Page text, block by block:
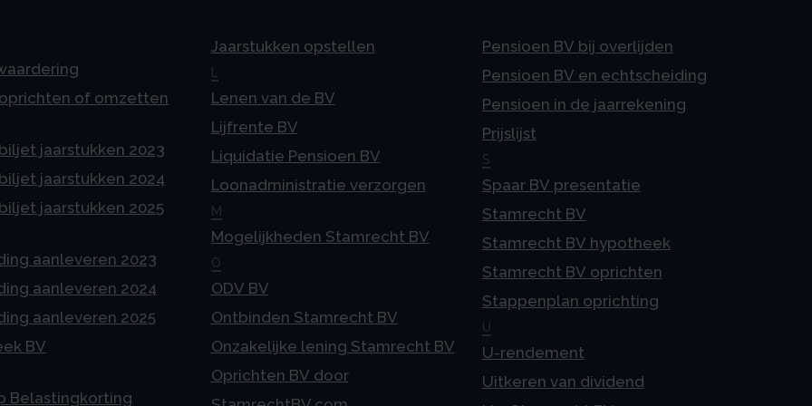
of omzetten
jaarstukken 2023
jaarstukken 2024
jaarstukken 2025
aanleveren 2023
aanleveren 2024
aanleveren 2025
BV
Belastingkorting
Jaarstukken opstellen
L
Lenen van de BV
Lijfrente BV
Liquidatie Pensioen BV
Loonadministratie verzorgen
M
Mogelijkheden Stamrecht BV
O
ODV BV
Ontbinden Stamrecht BV
Onzakelijke lening Stamrecht BV
Oprichten BV door
Pensioen BV bij overlijden
Pensioen BV en echtscheiding
Pensioen in de jaarrekening
Prijslijst
S
Spaar BV presentatie
Stamrecht BV
Stamrecht BV hypotheek
Stamrecht BV oprichten
Stappenplan oprichting
U
U-rendement
Uitkeren van dividend